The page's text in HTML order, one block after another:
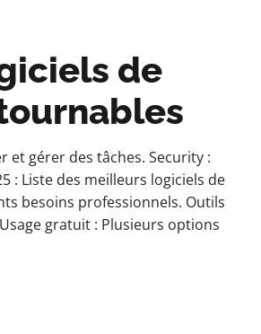
de
et gérer des tâches. Security :
: Liste des meilleurs logiciels de
besoins professionnels. Outils
gratuit : Plusieurs options